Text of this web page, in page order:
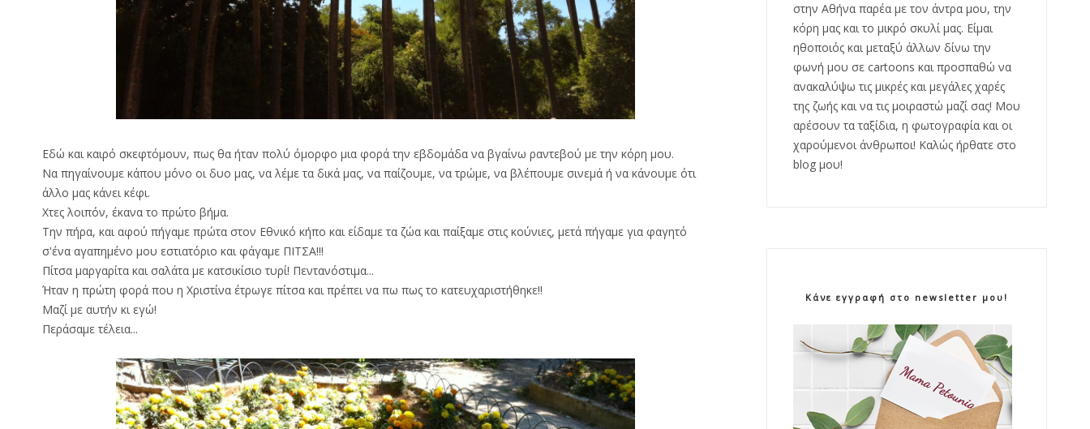
Εδώ και καιρό σκεφτόμουν, πως θα ήταν πολύ όμορφο μια φορά την εβδομάδα να βγαίνω ραντεβού με την κόρη μου.
Να πηγαίνουμε κάπου μόνο οι δυο μας, να λέμε τα δικά μας, να παίζουμε, να τρώμε, να βλέπουμε σινεμά ή να κάνουμε ότι
άλλο μας κάνει κέφι.
Χτες λοιπόν, έκανα το πρώτο βήμα.
Την πήρα, και αφού πήγαμε πρώτα στον Εθνικό κήπο και είδαμε τα ζώα και παίξαμε στις κούνιες, μετά πήγαμε για φαγητό
σ'ένα αγαπημένο μου εστιατόριο και φάγαμε ΠΙΤΣΑ!!!
Πίτσα μαργαρίτα και σαλάτα με κατσικίσιο τυρί! Πεντανόστιμα...
Ήταν η πρώτη φορά που η Χριστίνα έτρωγε πίτσα και πρέπει να πω πως το κατευχαριστήθηκε!!
Μαζί με αυτήν κι εγώ!
Περάσαμε τέλεια...
στην Αθήνα παρέα με τον άντρα μου, την
κόρη μας και το μικρό σκυλί μας. Είμαι
ηθοποιός και μεταξύ άλλων δίνω την
φωνή μου σε cartoons και προσπαθώ να
ανακαλύψω τις μικρές και μεγάλες χαρές
της ζωής και να τις μοιραστώ μαζί σας! Μου
αρέσουν τα ταξίδια, η φωτογραφία και οι
χαρούμενοι άνθρωποι! Καλώς ήρθατε στο
blog μου!
Κάνε εγγραφή στο newsletter μου!